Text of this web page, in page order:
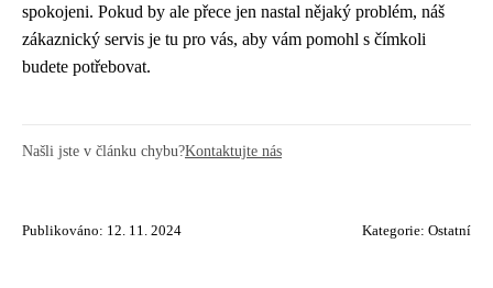
spokojeni. Pokud by ale přece jen nastal nějaký problém, náš
zákaznický servis je tu pro vás, aby vám pomohl s čímkoli
budete potřebovat.
Našli jste v článku chybu?Kontaktujte nás
Publikováno: 12. 11. 2024 Kategorie: Ostatní